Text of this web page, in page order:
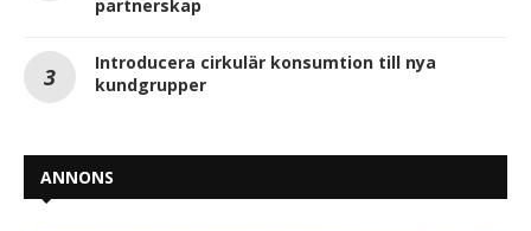
partnerskap
Introducera cirkulär konsumtion till nya
kundgrupper
ANNONS